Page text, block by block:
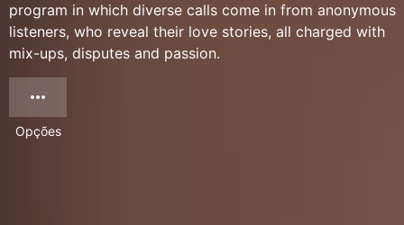
program in which diverse calls come in from anonymous
listeners, who reveal their love stories, all charged with
mix-ups, disputes and passion.
Opções